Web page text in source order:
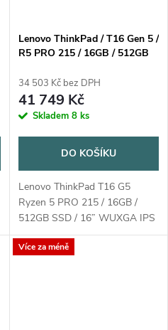
Lenovo ThinkPad / T16 Gen 5 /
R5 PRO 215 / 16GB / 512GB
Premier / Win11 Pro / černá
34 503 Kč bez DPH
41 749 Kč
Skladem 8 ks
DO KOŠÍKU
Lenovo ThinkPad T16 G5
Ryzen 5 PRO 215 / 16GB /
512GB SSD / 16” WUXGA IPS
/ 3Y Premier / Win11 Pro /
černá
Více za méně